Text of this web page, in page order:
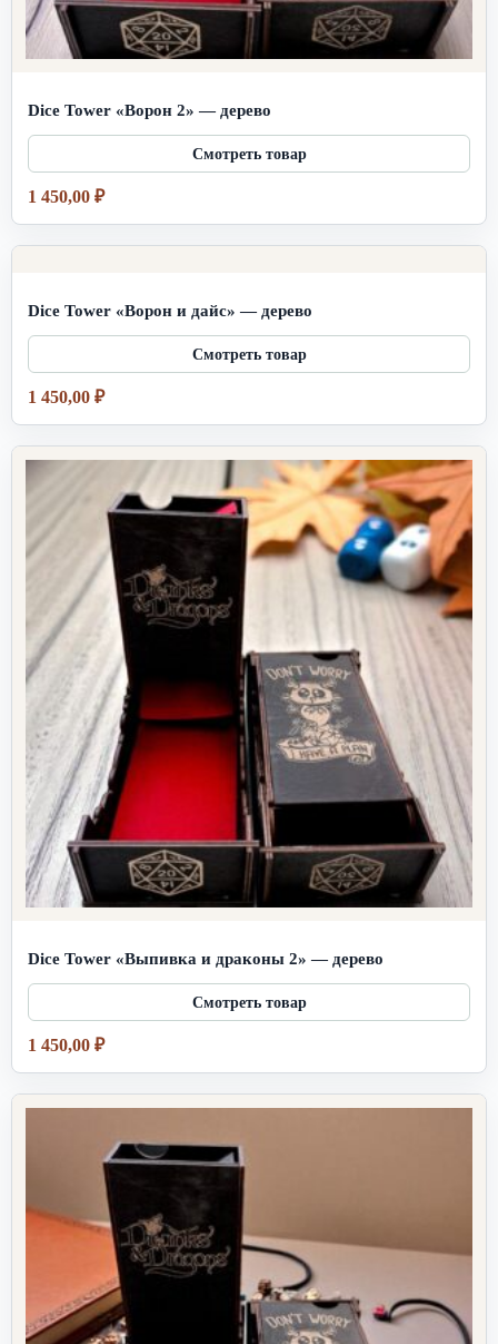
Dice Tower «Ворон 2» — дерево
1 450,00 ₽
Dice Tower «Ворон и дайс» — дерево
1 450,00 ₽
Dice Tower «Выпивка и драконы 2» — дерево
1 450,00 ₽